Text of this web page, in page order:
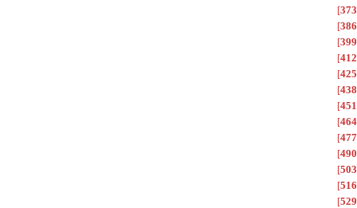
[373
[386
[399
[412
[425
[438
[451
[464
[477
[490
[503
[516
[529